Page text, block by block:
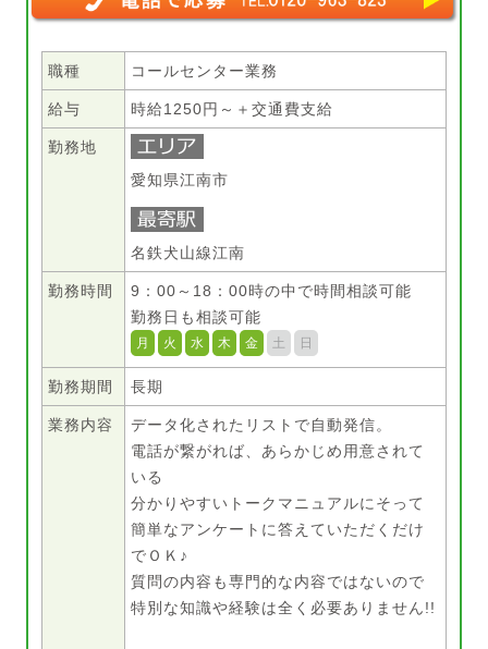
職種 コールセンター業務
給与 時給1250円～＋交通費支給
勤務地
愛知県江南市
名鉄犬山線江南
勤務時間
9：00～18：00時の中で時間相談可能
勤務日も相談可能
月 火 水 木 金 土 日
勤務期間 長期
業務内容
データ化されたリストで自動発信。
電話が繋がれば、あらかじめ用意されて
いる
分かりやすいトークマニュアルにそって
簡単なアンケートに答えていただくだけ
でＯＫ♪
質問の内容も専門的な内容ではないので
特別な知識や経験は全く必要ありません!!